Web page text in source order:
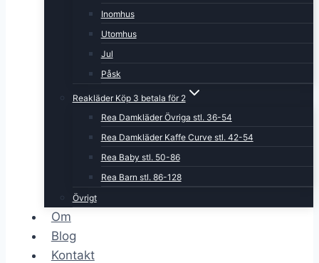
Inomhus
Utomhus
Jul
Påsk
Reakläder Köp 3 betala för 2
Rea Damkläder Övriga stl. 36-54
Rea Damkläder Kaffe Curve stl. 42-54
Rea Baby stl. 50-86
Rea Barn stl. 86-128
Övrigt
Om
Blog
Kontakt